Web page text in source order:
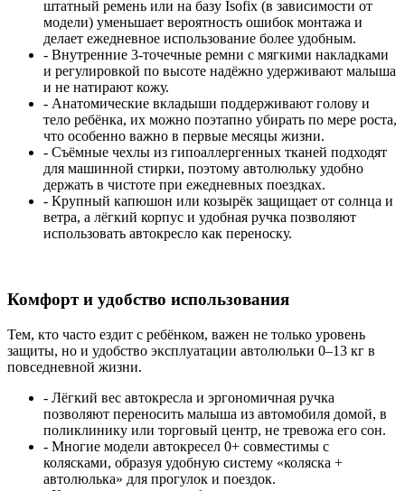
штатный ремень или на базу Isofix (в зависимости от
модели) уменьшает вероятность ошибок монтажа и
делает ежедневное использование более удобным.
- Внутренние 3‑точечные ремни с мягкими накладками
и регулировкой по высоте надёжно удерживают малыша
и не натирают кожу.
- Анатомические вкладыши поддерживают голову и
тело ребёнка, их можно поэтапно убирать по мере роста,
что особенно важно в первые месяцы жизни.
- Съёмные чехлы из гипоаллергенных тканей подходят
для машинной стирки, поэтому автолюльку удобно
держать в чистоте при ежедневных поездках.
- Крупный капюшон или козырёк защищает от солнца и
ветра, а лёгкий корпус и удобная ручка позволяют
использовать автокресло как переноску.
Комфорт и удобство использования
Тем, кто часто ездит с ребёнком, важен не только уровень
защиты, но и удобство эксплуатации автолюльки 0–13 кг в
повседневной жизни.
- Лёгкий вес автокресла и эргономичная ручка
позволяют переносить малыша из автомобиля домой, в
поликлинику или торговый центр, не тревожа его сон.
- Многие модели автокресел 0+ совместимы с
колясками, образуя удобную систему «коляска +
автолюлька» для прогулок и поездок.